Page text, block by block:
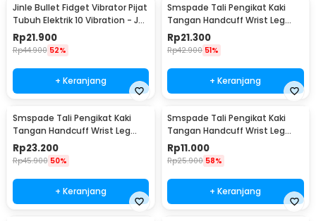
Jinle Bullet Fidget Vibrator Pijat
Tubuh Elektrik 10 Vibration - J-
010
Rp21.900
Rp44.900 52%
+ Keranjang
Smspade Tali Pengikat Kaki
Tangan Handcuff Wrist Leg
BDSM - PCT4
Rp21.300
Rp42.900 51%
+ Keranjang
Smspade Tali Pengikat Kaki
Tangan Handcuff Wrist Leg
BDSM - 00632
Rp23.200
Rp45.900 50%
+ Keranjang
Smspade Tali Pengikat Kaki
Tangan Handcuff Wrist Leg
BDSM Bondage - PCT6
Rp11.000
Rp25.900 58%
+ Keranjang